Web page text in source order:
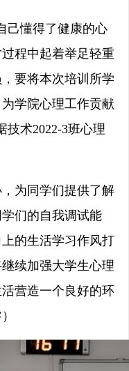
己懂得了健康的心
程中起着举足轻重
要将本次培训所学
学院心理工作贡献
技术2022-3班心理
为同学们提供了解
们的自我调试能
的生活学习作风打
续加强大学生心理
营造一个良好的环